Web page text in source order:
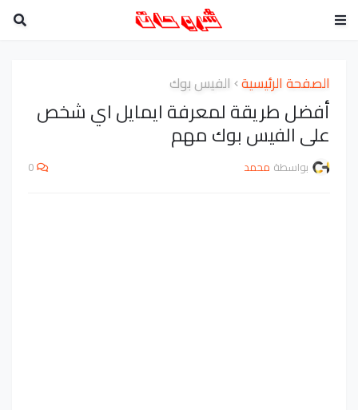
الصفحة الرئيسية الفيس بوك
أفضل طريقة لمعرفة ايمايل اي شخص
على الفيس بوك مهم
بواسطة محمد 0